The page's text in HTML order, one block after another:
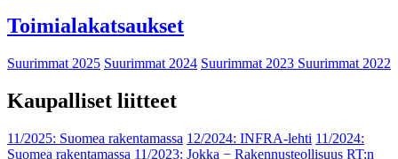
Toimialakatsaukset
Suurimmat 2025 Suurimmat 2024 Suurimmat 2023 Suurimmat 2022
Kaupalliset liitteet
11/2025: Suomea rakentamassa 12/2024: INFRA-lehti 11/2024:
Suomea rakentamassa 11/2023: Jokka − Rakennusteollisuus RT:n